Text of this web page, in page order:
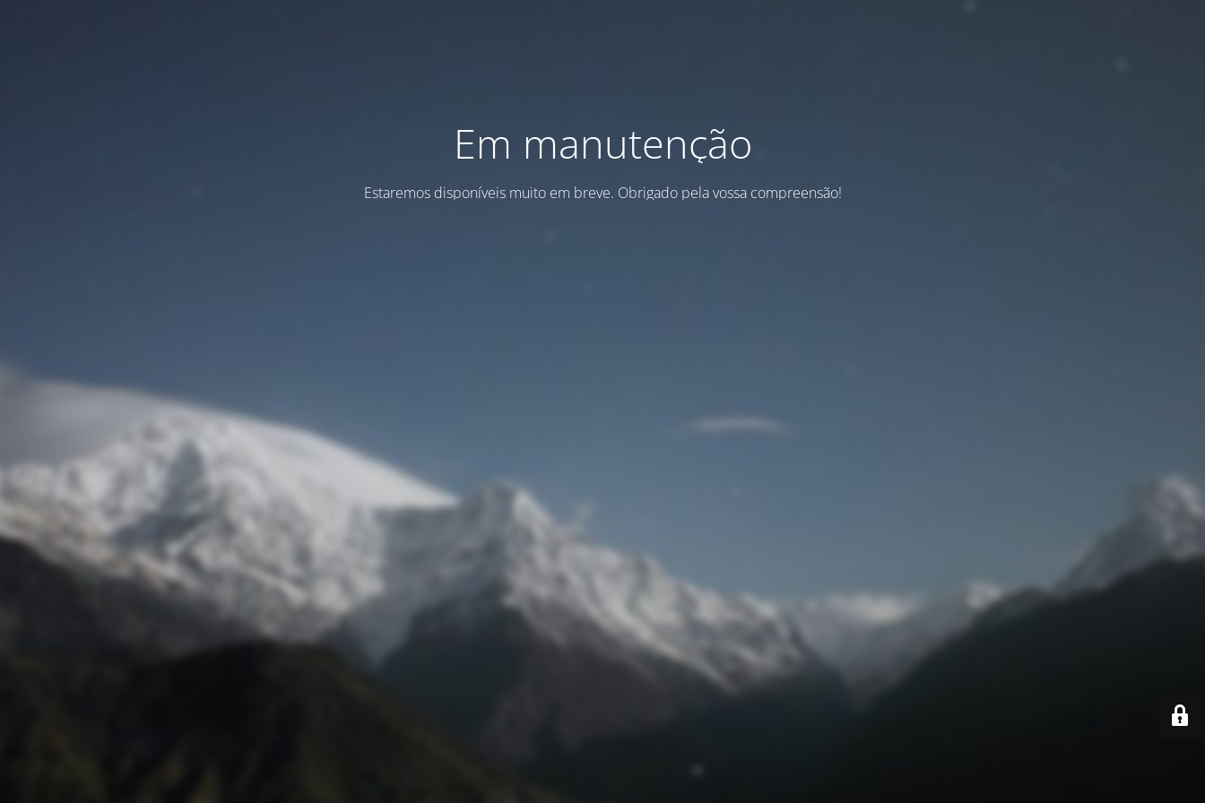
Em manutenção
Estaremos disponíveis muito em breve. Obrigado pela vossa compreensão!